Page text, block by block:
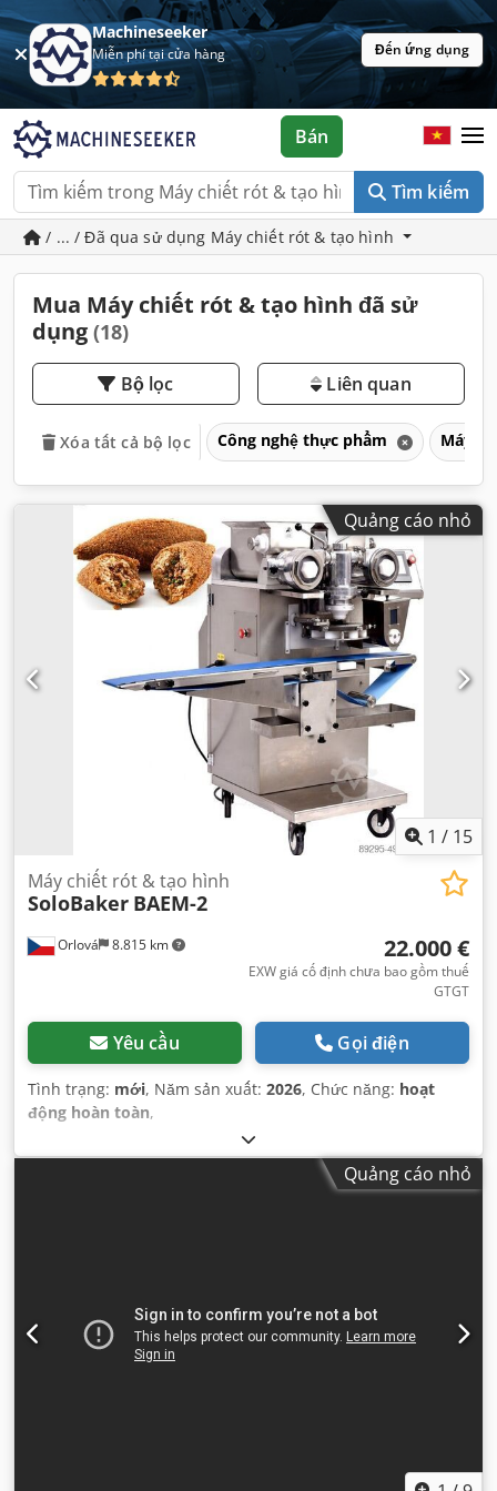
Machineseeker
Miễn phí tại cửa hàng Đến ứng dụng
Tìm kiếm
Bán
/ ... / Đã qua sử dụng Máy chiết rót & tạo hình
Mua Máy chiết rót & tạo hình đã sử
dụng (18)
Bộ lọc Liên quan
Xóa tất cả bộ lọc Công nghệ thực phẩm Máy
Quảng cáo nhỏ
1 / 15
Orlová 8.815 km
Máy chiết rót & tạo hình
SoloBaker BAEM-2
22.000 €
EXW giá cố định chưa bao gồm thuế
GTGT
Yêu cầu Gọi điện
Tình trạng: mới, Năm sản xuất: 2026, Chức năng: hoạt
động hoàn toàn,
Quảng cáo nhỏ